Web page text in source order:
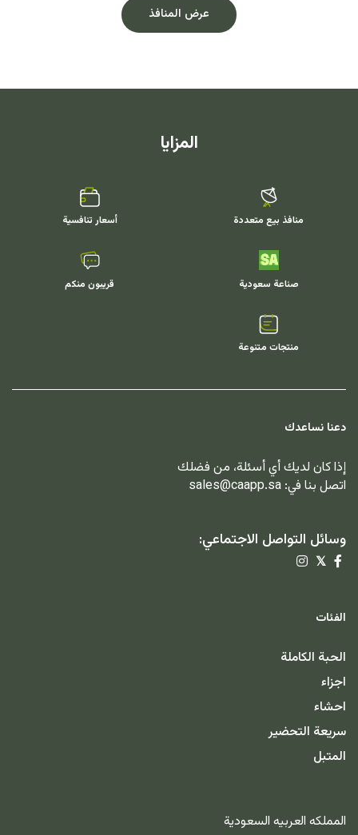
عرض المنافذ
المزايا
منافذ بيع متعددة أسعار تنافسية
صناعة سعودية قريبون منكم
منتجات متنوعة
دعنا نساعدك
إذا كان لديك أي أسئلة، من فضلك
اتصل بنا في: sales@caapp.sa
وسائل التواصل الاجتماعي:
𝕏
الفئات
الحبة الكاملة
اجزاء
احشاء
سريعة التحضير
المتبل
المملكه العربيه السعودية